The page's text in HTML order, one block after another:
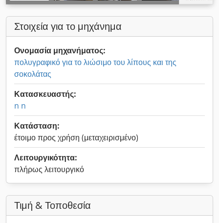
Στοιχεία για το μηχάνημα
Ονομασία μηχανήματος:
πολυγραφικό για το λιώσιμο του λίπους και της
σοκολάτας
Κατασκευαστής:
n n
Κατάσταση:
έτοιμο προς χρήση (μεταχειρισμένο)
Λειτουργικότητα:
πλήρως λειτουργικό
Τιμή & Τοποθεσία